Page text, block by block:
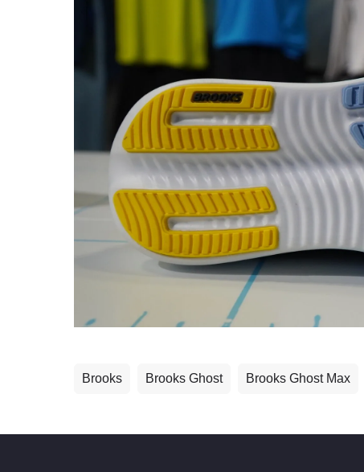
Brooks Brooks Ghost Brooks Ghost Max